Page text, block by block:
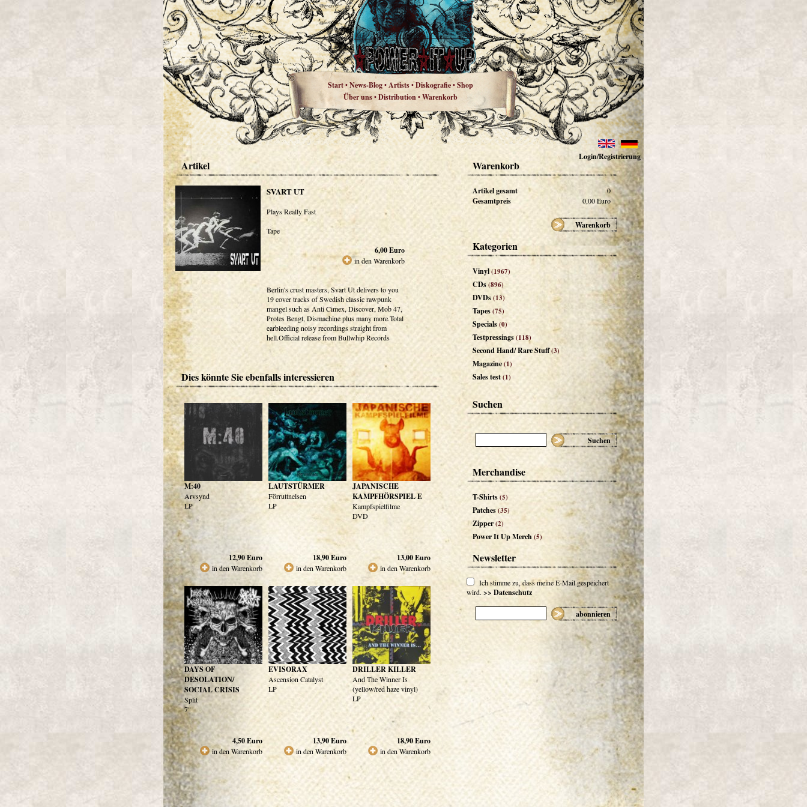
Start•News-Blog•Artists•Diskografie•Shop
Über uns•Distribution•Warenkorb
Login/Registrierung
Artikel
SVART UT
Plays Really Fast
Tape
6,00Euro
in den Warenkorb
Berlin's crust masters, Svart Ut delivers to you
19 cover tracks of Swedish classic rawpunk
mangel such as Anti Cimex, Discover, Mob 47,
Protes Bengt, Dismachine plus many more.Total
earbleeding noisy recordings straight from
hell.Official release from Bullwhip Records
Dies könnte Sie ebenfalls interessieren
M:40
Arvsynd
LP
12,90Euro
in den Warenkorb
LAUTSTÜRMER
Förruttnelsen
LP
18,90Euro
in den Warenkorb
JAPANISCHE
KAMPFHÖRSPIEL E
Kampfspielfilme
DVD
13,00Euro
in den Warenkorb
DAYS OF
DESOLATION/
SOCIAL CRISIS
Split
7"
4,50Euro
in den Warenkorb
EVISORAX
Ascension Catalyst
LP
13,90Euro
in den Warenkorb
DRILLER KILLER
And The Winner Is
(yellow/red haze vinyl)
LP
18,90Euro
in den Warenkorb
Warenkorb
Artikel gesamt 0
Gesamtpreis 0,00Euro
Warenkorb
Kategorien
Vinyl(1967)
CDs(896)
DVDs(13)
Tapes(75)
Specials(0)
Testpressings(118)
Second Hand/ Rare Stuff(3)
Magazine(1)
Sales test(1)
Suchen
Suchen
Merchandise
T-Shirts(5)
Patches(35)
Zipper(2)
Power It Up Merch(5)
Newsletter
Ich stimme zu, dass meine E-Mail gespeichert
wird. >> Datenschutz
abonnieren